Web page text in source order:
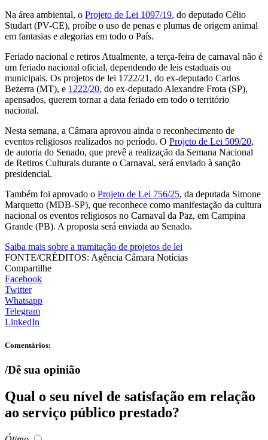
Na área ambiental, o Projeto de Lei 1097/19, do deputado Célio
Studart (PV-CE), proíbe o uso de penas e plumas de origem animal
em fantasias e alegorias em todo o País.
Feriado nacional e retiros Atualmente, a terça-feira de carnaval não é
um feriado nacional oficial, dependendo de leis estaduais ou
municipais. Os projetos de lei 1722/21, do ex-deputado Carlos
Bezerra (MT), e 1222/20, do ex-deputado Alexandre Frota (SP),
apensados, querem tornar a data feriado em todo o território
nacional.
Nesta semana, a Câmara aprovou ainda o reconhecimento de
eventos religiosos realizados no período. O Projeto de Lei 509/20,
de autoria do Senado, que prevê a realização da Semana Nacional
de Retiros Culturais durante o Carnaval, será enviado à sanção
presidencial.
Também foi aprovado o Projeto de Lei 756/25, da deputada Simone
Marquetto (MDB-SP), que reconhece como manifestação da cultura
nacional os eventos religiosos no Carnaval da Paz, em Campina
Grande (PB). A proposta será enviada ao Senado.
Saiba mais sobre a tramitação de projetos de lei
FONTE/CRÉDITOS: Agência Câmara Notícias
Compartilhe
Facebook
Twitter
Whatsapp
Telegram
LinkedIn
Comentários:
/Dê sua opinião
Qual o seu nível de satisfação em relação
ao serviço público prestado?